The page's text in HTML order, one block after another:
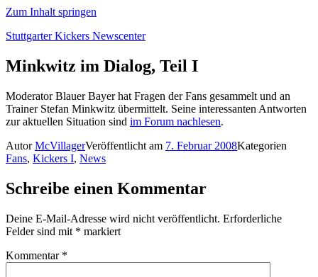
Zum Inhalt springen
Stuttgarter Kickers Newscenter
Minkwitz im Dialog, Teil I
Moderator Blauer Bayer hat Fragen der Fans gesammelt und an
Trainer Stefan Minkwitz übermittelt. Seine interessanten Antworten
zur aktuellen Situation sind im Forum nachlesen.
AutorMcVillagerVeröffentlicht am 7. Februar 2008Kategorien
Fans, Kickers I, News
Schreibe einen Kommentar
Deine E-Mail-Adresse wird nicht veröffentlicht. Erforderliche
Felder sind mit * markiert
Kommentar *